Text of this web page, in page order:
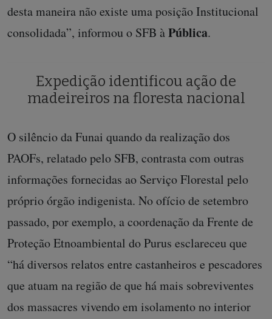
desta maneira não existe uma posição Institucional
consolidada”, informou o SFB àPública.
Expedição identificou ação de
madeireiros na floresta nacional
O silêncio da Funai quando da realização dos
PAOFs, relatado pelo SFB, contrasta com outras
informações fornecidas ao Serviço Florestal pelo
próprio órgão indigenista. No ofício de setembro
passado, por exemplo, a coordenação da Frente de
Proteção Etnoambiental do Purus esclareceu que
“há diversos relatos entre castanheiros e pescadores
que atuam na região de que há mais sobreviventes
dos massacres vivendo em isolamento no interior